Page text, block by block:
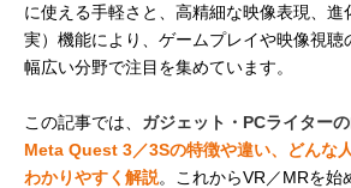
に使える手軽さと、高精細な映像表現、進
実）機能により、ゲームプレイや映像視聴
幅広い分野で注目を集めています。
この記事では、 ガジェット・PCライター
Meta Quest 3／3Sの特徴や違い、どんな
わかりやすく解説。これからVR／MRを始